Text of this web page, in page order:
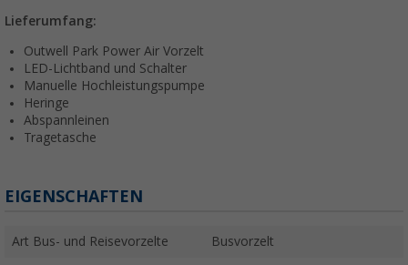
Lieferumfang:
Outwell Park Power Air Vorzelt
LED-Lichtband und Schalter
Manuelle Hochleistungspumpe
Heringe
Abspannleinen
Tragetasche
EIGENSCHAFTEN
Art Bus- und Reisevorzelte Busvorzelt